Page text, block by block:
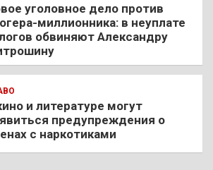
уголовное дело против
миллионника: в неуплате
обвиняют Александру
и литературе могут
предупреждения о
с наркотиками